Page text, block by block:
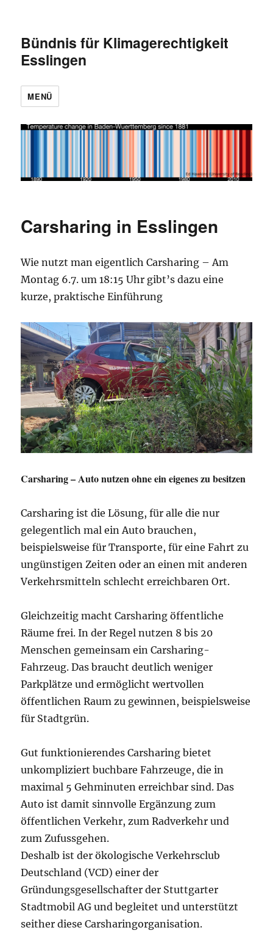
Bündnis für Klimagerechtigkeit
Esslingen
MENÜ
Carsharing in Esslingen
Wie nutzt man eigentlich Carsharing – Am
Montag 6.7. um 18:15 Uhr gibt’s dazu eine
kurze, praktische Einführung
Carsharing – Auto nutzen ohne ein eigenes zu besitzen
Carsharing ist die Lösung, für alle die nur
gelegentlich mal ein Auto brauchen,
beispielsweise für Transporte, für eine Fahrt zu
ungünstigen Zeiten oder an einen mit anderen
Verkehrsmitteln schlecht erreichbaren Ort.
Gleichzeitig macht Carsharing öffentliche
Räume frei. In der Regel nutzen 8 bis 20
Menschen gemeinsam ein Carsharing-
Fahrzeug. Das braucht deutlich weniger
Parkplätze und ermöglicht wertvollen
öffentlichen Raum zu gewinnen, beispielsweise
für Stadtgrün.
Gut funktionierendes Carsharing bietet
unkompliziert buchbare Fahrzeuge, die in
maximal 5 Gehminuten erreichbar sind. Das
Auto ist damit sinnvolle Ergänzung zum
öffentlichen Verkehr, zum Radverkehr und
zum Zufussgehen.
Deshalb ist der ökologische Verkehrsclub
Deutschland (VCD) einer der
Gründungsgesellschafter der Stuttgarter
Stadtmobil AG und begleitet und unterstützt
seither diese Carsharingorganisation.